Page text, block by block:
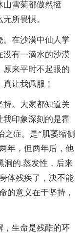
山雪菊都傲然挺
所畏惧。
在沙漠中仙人掌
没有一滴水的沙漠
原来平时不起眼的
让我佩服！
。大家都知道关
我印象深刻的是霍
之症。是“肌萎缩侧
年，但两年后，他
洞的.蒸发性，后来
体残疾了，决不能
的意义在于坚持，
生命是残酷的环